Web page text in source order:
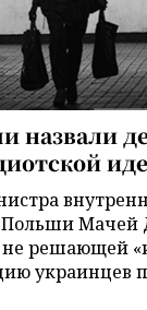
назвали
Мачей
решающей
украинцев